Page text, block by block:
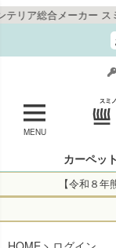
合メーカー スミノ
MENU
カーペット
【令和８年
令和8年熊本地震